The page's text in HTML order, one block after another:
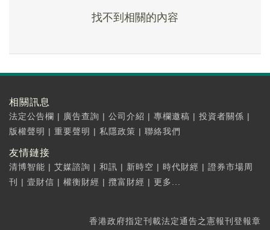
找不到相關的內容
相關訊息
法定公告欄 | 廣告查詢 | 公司介紹 | 專欄邀稿 | 投資者關係 |
版權聲明 | 重要聲明 | 私隱政策 | 聯絡我們
友情鏈接
清博智能 | 艾媒諮詢 | 和訊 | 新時空 | 時代財經 | 證券市場周
刊
| 壹財信 | 權衡財經 | 攬富財經 | 更多...
香港政府指定刊載法定通告之憲報刊登報章